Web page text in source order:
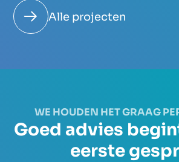
Alle projecten
WE HOUDEN HET GRAAG
Goed advies
eerste